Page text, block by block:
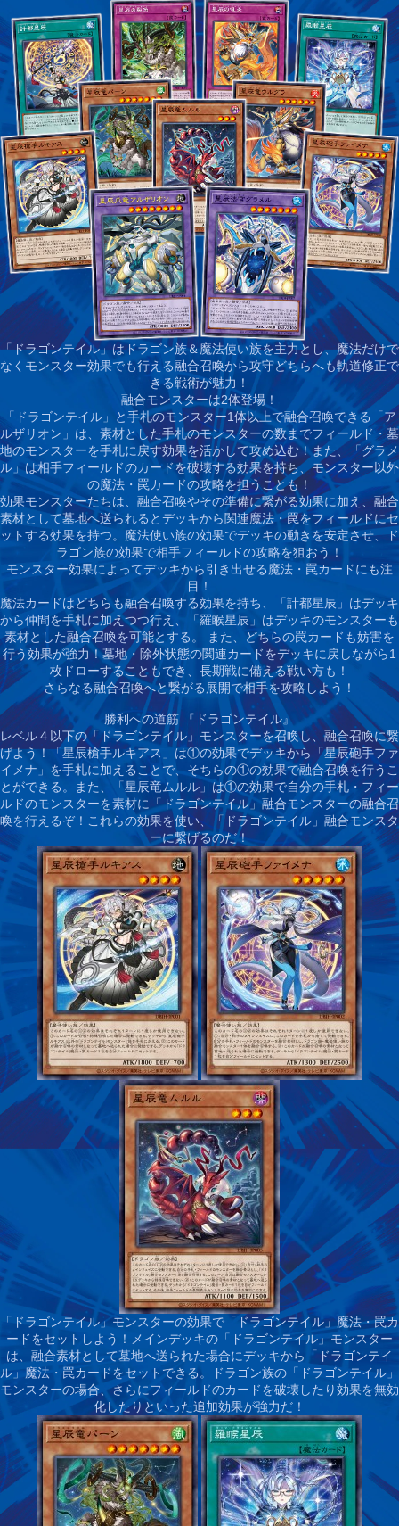
「ドラゴンテイル」はドラゴン族＆魔法使い族を主力とし、魔法だけで
なくモンスター効果でも行える融合召喚から攻守どちらへも軌道修正で
きる戦術が魅力！
融合モンスターは2体登場！
「ドラゴンテイル」と手札のモンスター1体以上で融合召喚できる「ア
ルザリオン」は、素材とした手札のモンスターの数までフィールド・墓
地のモンスターを手札に戻す効果を活かして攻め込む！また、「グラメ
ル」は相手フィールドのカードを破壊する効果を持ち、モンスター以外
の魔法・罠カードの攻略を担うことも！
効果モンスターたちは、融合召喚やその準備に繋がる効果に加え、融合
素材として墓地へ送られるとデッキから関連魔法・罠をフィールドにセ
ットする効果を持つ。魔法使い族の効果でデッキの動きを安定させ、ド
ラゴン族の効果で相手フィールドの攻略を狙おう！
モンスター効果によってデッキから引き出せる魔法・罠カードにも注
目！
魔法カードはどちらも融合召喚する効果を持ち、「計都星辰」はデッキ
から仲間を手札に加えつつ行え、「羅睺星辰」はデッキのモンスターも
素材とした融合召喚を可能とする。 また、どちらの罠カードも妨害を
行う効果が強力！墓地・除外状態の関連カードをデッキに戻しながら1
枚ドローすることもでき、長期戦に備える戦い方も！
さらなる融合召喚へと繋がる展開で相手を攻略しよう！
勝利への道筋 『ドラゴンテイル』
レベル４以下の「ドラゴンテイル」モンスターを召喚し、融合召喚に繋
げよう！「星辰槍手ルキアス」は①の効果でデッキから「星辰砲手ファ
イメナ」を手札に加えることで、そちらの①の効果で融合召喚を行うこ
とができる。また、「星辰竜ムルル」は①の効果で自分の手札・フィー
ルドのモンスターを素材に「ドラゴンテイル」融合モンスターの融合召
喚を行えるぞ！これらの効果を使い、「ドラゴンテイル」融合モンスタ
ーに繋げるのだ！
「ドラゴンテイル」モンスターの効果で「ドラゴンテイル」魔法・罠カ
ードをセットしよう！ メインデッキの「ドラゴンテイル」モンスター
は、融合素材として墓地へ送られた場合にデッキから「ドラゴンテイ
ル」魔法・罠カードをセットできる。ドラゴン族の「ドラゴンテイル」
モンスターの場合、さらにフィールドのカードを破壊したり効果を無効
化したりといった追加効果が強力だ！